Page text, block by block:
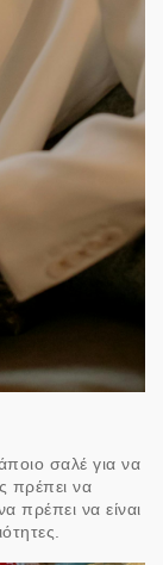
σαλέ για να
πρέπει να
πρέπει να είναι